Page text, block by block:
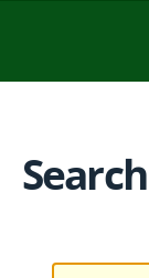
Search